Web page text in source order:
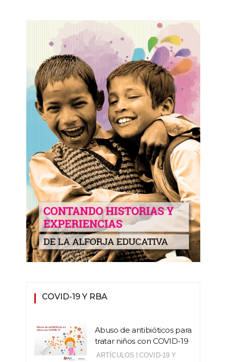
COVID-19 Y RBA
Abuso de antibióticos para
tratar niños con COVID-19
ARTÍCULOS | COVID-19 Y